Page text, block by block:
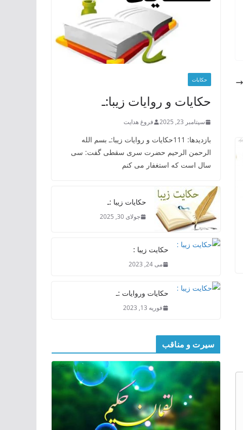
حکایات
حکایات و روایات زیبا:ـ
سپتامبر 23, 2025 فروغ هدایت
بازدیدها: 111حکایات و روایات زیبا:ـ بسم الله
الرحمن الرحیم حضرت سری سقطی گفت: سی
سال است که استغفار می کنم
حکایات زیبا :ـ
جولای 30, 2025
حکایت زیبا :
می 24, 2023
حکایات وروایات :ـ
فوریه 13, 2023
سیرت و مناقب